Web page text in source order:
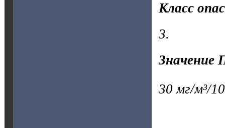
Класс
3.
Значение
30 мг/м³/